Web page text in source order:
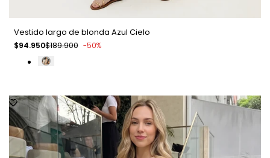
Vestido largo de blonda Azul Cielo
Precio
$189.900
Precio
venta
$94.950 -50%